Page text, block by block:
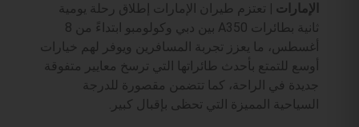
الإمارات | تعتزم طيران الإمارات إطلاق رحلة يومية
ثانية بطائرات A350 بين دبي وكولومبو ابتداءً من 8
أغسطس، ما يعزز تجربة المسافرين ويوفر لهم خيارات
أوسع للتمتع بأحدث طائراتها التي ترسخ معايير متفوقة
جديدة في الراحة، كما تتضمن مقصورة للدرجة
السياحية المميزة التي تحظى بإقبال كبير.